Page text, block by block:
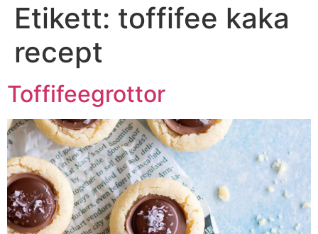
Etikett: toffifee kaka
recept
Toffifeegrottor